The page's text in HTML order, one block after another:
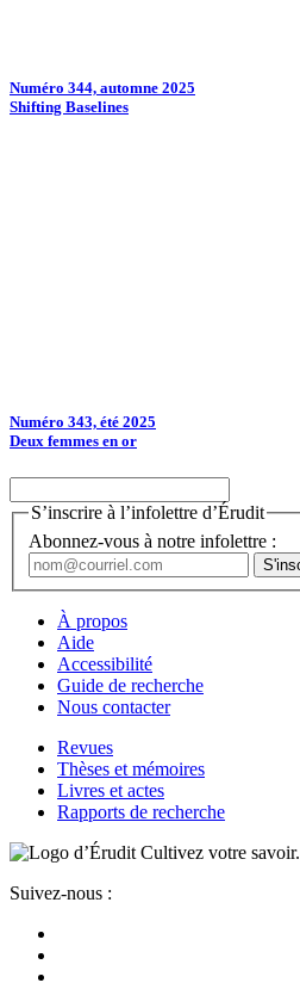
Numéro 344, automne 2025
Shifting Baselines
Numéro 343, été 2025
Deux femmes en or
S’inscrire à l’infolettre d’Érudit
Abonnez-vous à notre infolettre :
À propos
Aide
Accessibilité
Guide de recherche
Nous contacter
Revues
Thèses et mémoires
Livres et actes
Rapports de recherche
Cultivez votre savoir.
Suivez-nous :